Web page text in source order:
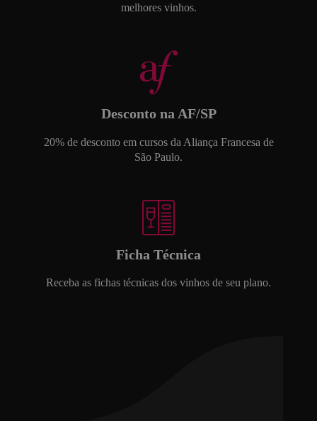
melhores vinhos.
Desconto na AF/SP
20% de desconto em cursos da Aliança Francesa de
São Paulo.
Ficha Técnica
Receba as fichas técnicas dos vinhos de seu plano.